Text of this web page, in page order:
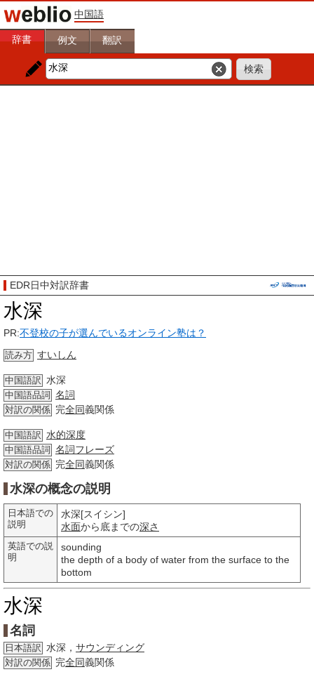
中国語
辞書 例文 翻訳
EDR日中対訳辞書
水深
PR:不登校の子が選んでいるオンライン塾は？
読み方 すいしん
中国語訳 水深
中国語品詞 名詞
対訳の関係 完全同義関係
中国語訳 水的深度
中国語品詞 名詞フレーズ
対訳の関係 完全同義関係
水深の概念の説明
日本語での
説明
水深[スイシン]
水面から底までの深さ
英語での説
明
sounding
the depth of a body of water from the surface to the
bottom
水深
名詞
日本語訳 水深， サウンディング
対訳の関係 完全同義関係